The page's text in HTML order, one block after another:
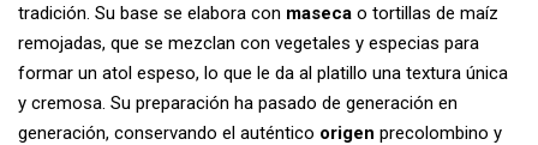
tradición. Su base se elabora con maseca o tortillas de maíz
remojadas, que se mezclan con vegetales y especias para
formar un atol espeso, lo que le da al platillo una textura única
y cremosa. Su preparación ha pasado de generación en
generación, conservando el auténtico origen precolombino y